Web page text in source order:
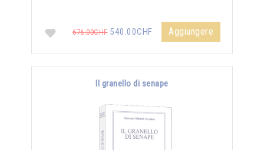
676.00CHF540.00CHF Aggiungere
Il granello di senape